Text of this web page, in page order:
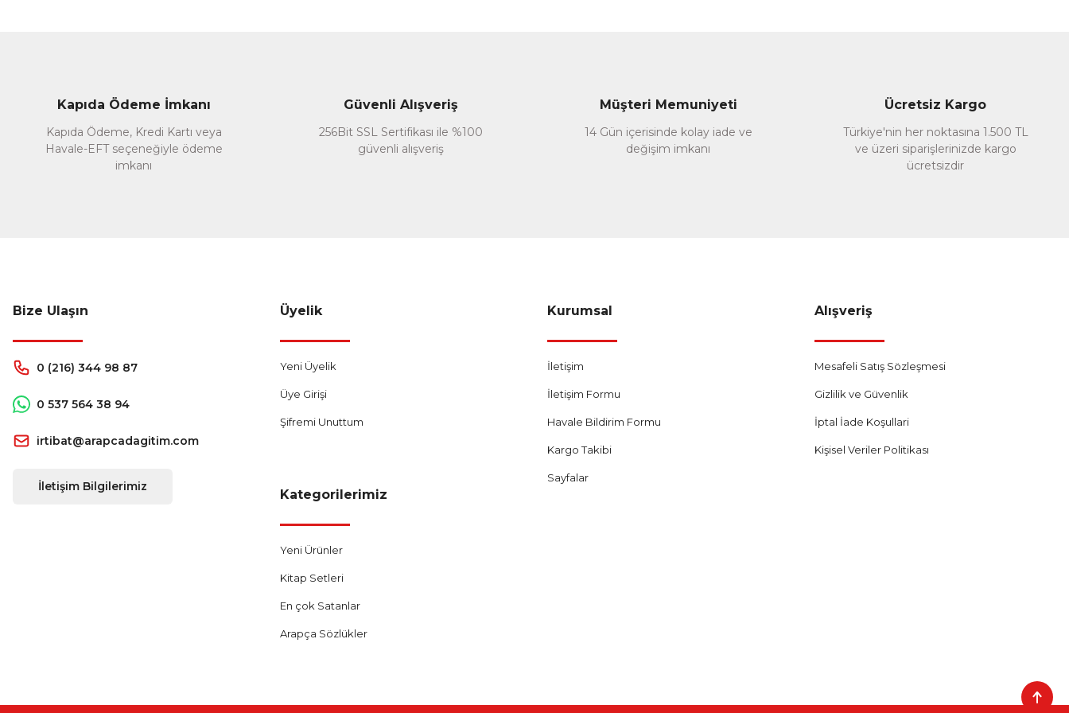
Bu ürüne benzer farklı alternatifler olmalı.
Kapıda Ödeme İmkanı
Kapıda Ödeme, Kredi Kartı veya
Havale-EFT seçeneğiyle ödeme
imkanı
Güvenli Alışveriş
256Bit SSL Sertifikası ile %100
güvenli alışveriş
Müşteri Memuniyeti
14 Gün içerisinde kolay iade ve
değişim imkanı
Ücretsiz Kargo
Türkiye'nin her noktasına 1.500 TL
ve üzeri siparişlerinizde kargo
ücretsizdir
Bize Ulaşın
0 (216) 344 98 87
0 537 564 38 94
irtibat@arapcadagitim.com
İletişim Bilgilerimiz
Üyelik
Yeni Üyelik
Üye Girişi
Şifremi Unuttum
Kurumsal
İletişim
İletişim Formu
Havale Bildirim Formu
Kargo Takibi
Sayfalar
Alışveriş
Mesafeli Satış Sözleşmesi
Gizlilik ve Güvenlik
İptal İade Koşullari
Kişisel Veriler Politikası
Kategorilerimiz
Yeni Ürünler
Kitap Setleri
En çok Satanlar
Arapça Sözlükler